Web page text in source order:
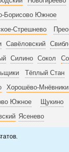
Борисово Южное
Стрешнево
Савёловский
Силино Сокол
Тёплый Стан
Хорошёво-Мнёвники
Южное
Щукино
Ясенево